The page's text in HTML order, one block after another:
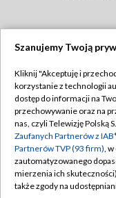
Abonament TVP
Emisja w TVP
Centrum
Naziemna
Szanujemy Twoją
Kliknij "Akceptuję i
korzystanie z technologii
dostęp do informacji na
przechowywanie oraz na
nas, czyli Telewizję Polską
Zaufanych Partnerów z
Partnerów TVP (93 firm),
zautomatyzowanego
mierzenia ich
także zgody na